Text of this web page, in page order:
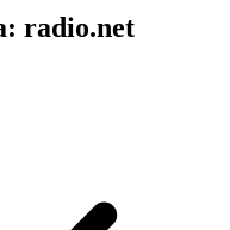
radio.net